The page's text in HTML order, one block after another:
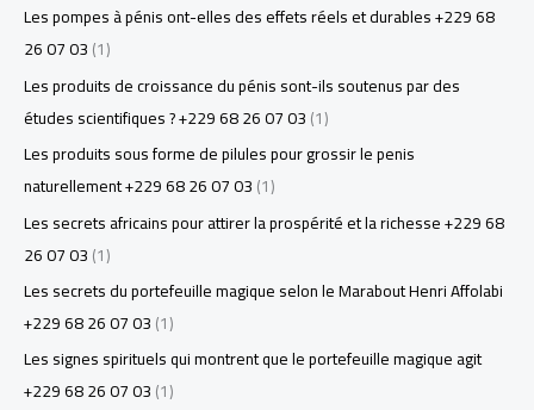
Les pompes à pénis ont-elles des effets réels et durables +229 68
26 07 03(1)
Les produits de croissance du pénis sont-ils soutenus par des
études scientifiques ? +229 68 26 07 03(1)
Les produits sous forme de pilules pour grossir le penis
naturellement +229 68 26 07 03(1)
Les secrets africains pour attirer la prospérité et la richesse +229 68
26 07 03(1)
Les secrets du portefeuille magique selon le Marabout Henri Affolabi
+229 68 26 07 03(1)
Les signes spirituels qui montrent que le portefeuille magique agit
+229 68 26 07 03(1)